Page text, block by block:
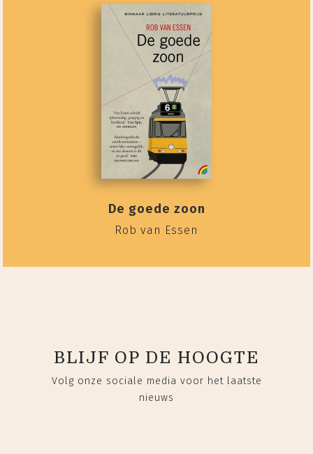
De goede zoon
Rob van Essen
BLIJF OP DE HOOGTE
Volg onze sociale media voor het laatste
nieuws